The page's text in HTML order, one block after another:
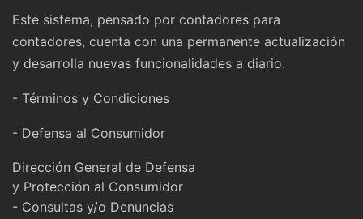
Este sistema, pensado por contadores para
contadores, cuenta con una permanente actualización
y desarrolla nuevas funcionalidades a diario.
- Términos y Condiciones
- Defensa al Consumidor
Dirección General de Defensa
y Protección al Consumidor
- Consultas y/o Denuncias